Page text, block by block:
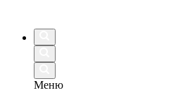
Меню